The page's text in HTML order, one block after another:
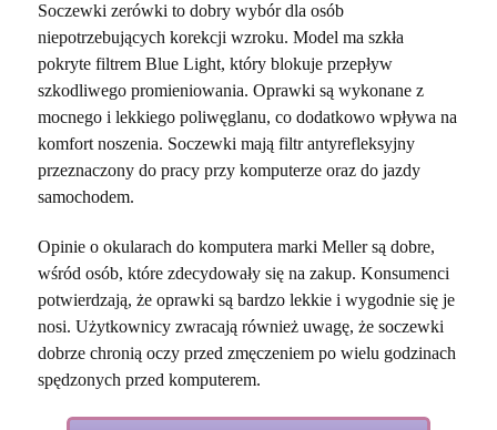
Soczewki zerówki to dobry wybór dla osób
niepotrzebujących korekcji wzroku. Model ma szkła
pokryte filtrem Blue Light, który blokuje przepływ
szkodliwego promieniowania. Oprawki są wykonane z
mocnego i lekkiego poliwęglanu, co dodatkowo wpływa na
komfort noszenia. Soczewki mają filtr antyrefleksyjny
przeznaczony do pracy przy komputerze oraz do jazdy
samochodem.
Opinie o okularach do komputera marki Meller są dobre,
wśród osób, które zdecydowały się na zakup. Konsumenci
potwierdzają, że oprawki są bardzo lekkie i wygodnie się je
nosi. Użytkownicy zwracają również uwagę, że soczewki
dobrze chronią oczy przed zmęczeniem po wielu godzinach
spędzonych przed komputerem.